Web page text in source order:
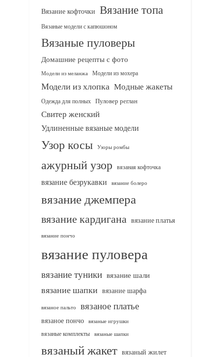
Вязание кофточки Вязание топа
Вязаные модели с капюшоном
Вязаные пуловеры
Домашние рецепты с фото
Модели из меланжа Модели из мохера
Модели из хлопка Модные жакеты
Одежда для полных Пуловер реглан
Свитер женский
Удлиненные вязаные модели
Узор косы Узоры ромбы
ажурный узор вязаная кофточка
вязание безрукавки вязание болеро
вязание джемпера
вязание кардигана вязание платья
вязание пончо
вязание пуловера
вязание туники вязание шали
вязание шапки вязание шарфа
вязаное пальто вязаное платье
вязаное пончо вязаные игрушки
вязаные комплекты
вязаные шапки
вязаный жакет вязаный жилет